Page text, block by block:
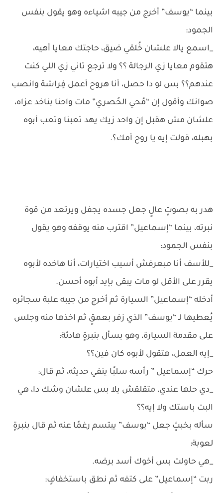
بينما “يوسف” أخرج من جيبه اشياءه وهو يقول بنفس
الجمود:
_اسمع يالا علشان خُلقي ضيق، حاجتك معايا أهيه،
هتقوم معايا زي الرجالة ؟؟ ولا ترجع تاني زي اللي كنت
عندهم؟؟ بس لو دا حصل، أنا هروح أعمل فِراشة وانصب
صوانك وأقول إن “مُحي الحُصري” مات واحنا بناخد عزاه،
علشان مش هقبل إن واحد زيك يهد تعبنا وتعب أبوه
بهبله، قولت إيه يا روح أمك؟.
هدر به بصوتٍ عالٍ جعل جسده يجفل ويرتعد من قوة
نبرته، بينما “إسماعيل” اقترب منه يوقفه وهو يقول
بنفس الجمود:
_للأسف أنا مبعرفش أسيب اختيارات، أنا هاخده لأبوه
يقرر على الأقل لو مات يبقى بإيد أبوه أحسن.
أدخله “إسماعيل” السيارة ثم أخرج من جيبه علبة سجائره
يُعطيها لـ “يوسف” الذي زفر بعمقٍ ثم اخذها منه وجلس
على مقدمة السيارة، وهو يسأل بنبرةٍ هادئة:
_إيه العمل، هتقول لأبوه كان فين؟؟
حرك “إسماعيل ” رأسه سلبًا ينفي حديثه، ثم قال:
_دي حلها عندي، متقلقش يلا بس علشان وشك دا، هي
البت باستك ولا إيه؟؟
سأله بخبثٍ جعل “يوسف” يبتسم رغمًا عنه ثم قال بنبرةٍ
لعوبة:
_هي حاولت بس أخوك أسد برضه.
ربت “إسماعيل” على كتفه ثم نطق باستخفافٍ: